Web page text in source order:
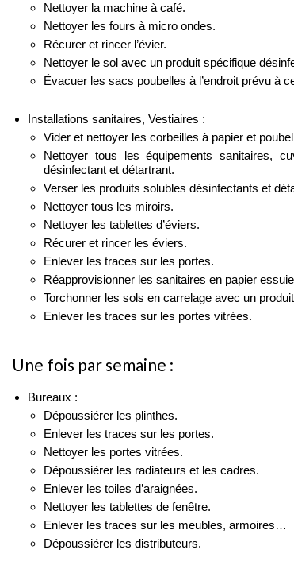
Nettoyer la machine à café.
Nettoyer les fours à micro ondes.
Récurer et rincer l’évier.
Nettoyer le sol avec un produit spécifique
Évacuer les sacs poubelles à l’endroit prévu à
Installations sanitaires, Vestiaires :
Vider et nettoyer les corbeilles à papier et
Nettoyer tous les équipements sanitaires,
désinfectant et détartrant.
Verser les produits solubles désinfectants et
Nettoyer tous les miroirs.
Nettoyer les tablettes d’éviers.
Récurer et rincer les éviers.
Enlever les traces sur les portes.
Réapprovisionner les sanitaires en papier
Torchonner les sols en carrelage avec un
Enlever les traces sur les portes vitrées.
Une fois par semaine :
Bureaux :
Dépoussiérer les plinthes.
Enlever les traces sur les portes.
Nettoyer les portes vitrées.
Dépoussiérer les radiateurs et les cadres.
Enlever les toiles d’araignées.
Nettoyer les tablettes de fenêtre.
Enlever les traces sur les meubles, armoires…
Dépoussiérer les distributeurs.